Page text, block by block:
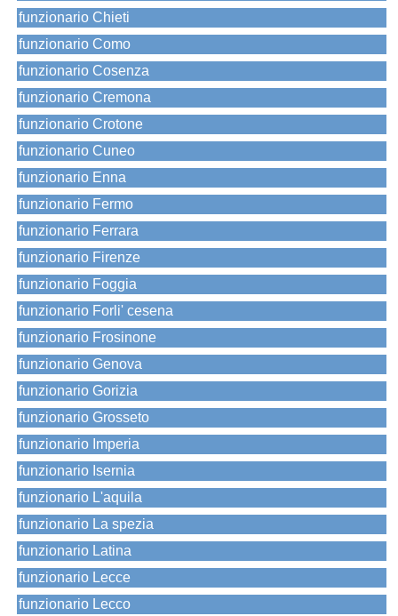
funzionario Chieti
funzionario Como
funzionario Cosenza
funzionario Cremona
funzionario Crotone
funzionario Cuneo
funzionario Enna
funzionario Fermo
funzionario Ferrara
funzionario Firenze
funzionario Foggia
funzionario Forli' cesena
funzionario Frosinone
funzionario Genova
funzionario Gorizia
funzionario Grosseto
funzionario Imperia
funzionario Isernia
funzionario L'aquila
funzionario La spezia
funzionario Latina
funzionario Lecce
funzionario Lecco